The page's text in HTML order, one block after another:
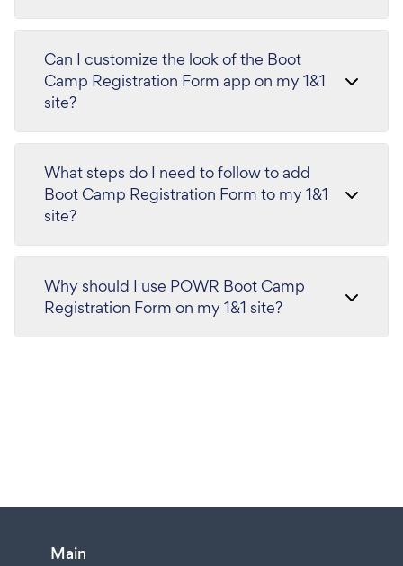
Can I customize the look of the Boot
Camp Registration Form app on my 1&1
site?
What steps do I need to follow to add
Boot Camp Registration Form to my 1&1
site?
Why should I use POWR Boot Camp
Registration Form on my 1&1 site?
Main